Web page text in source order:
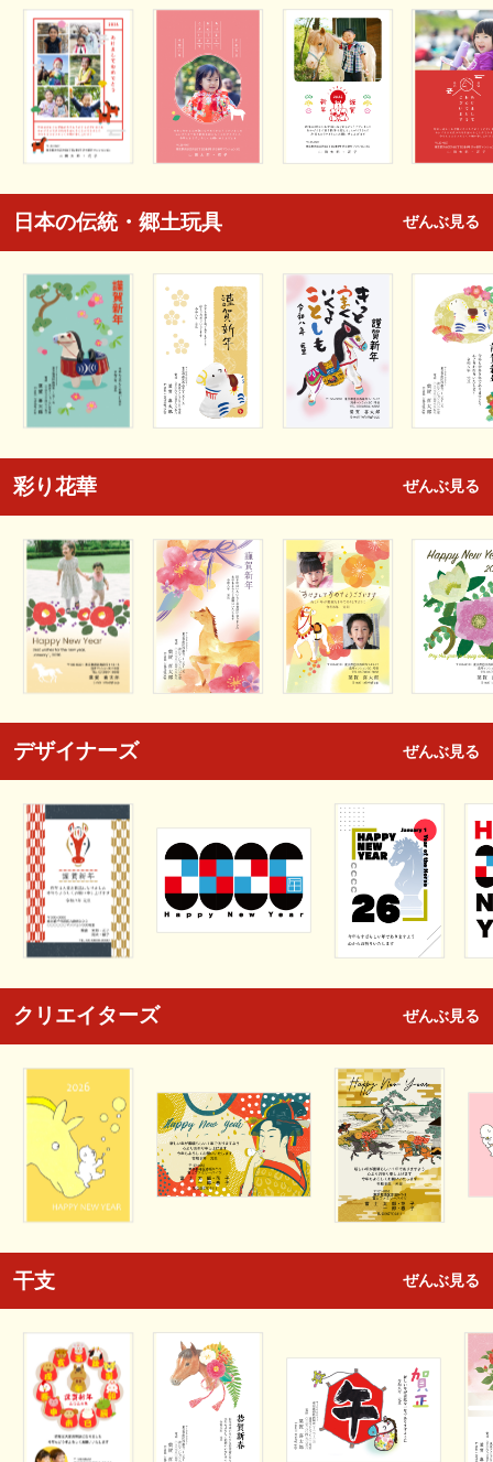
日本の伝統・郷土玩具 ぜんぶ見る
彩り花華 ぜんぶ見る
デザイナーズ ぜんぶ見る
クリエイターズ ぜんぶ見る
干支 ぜんぶ見る